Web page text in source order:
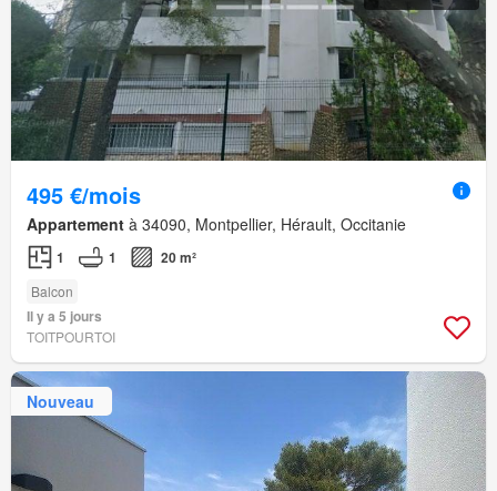
495 €/mois
Appartement à 34090, Montpellier, Hérault, Occitanie
1 1 20 m²
Balcon
Il y a 5 jours
TOITPOURTOI
Nouveau